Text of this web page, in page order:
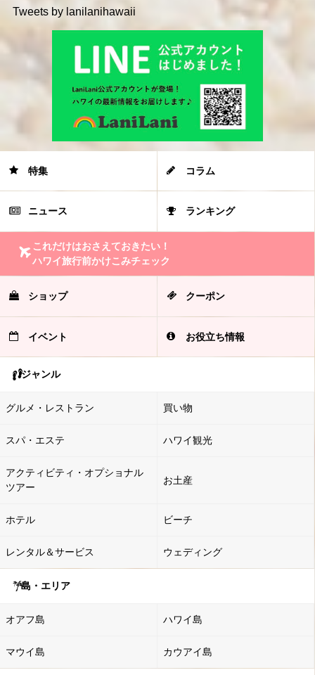
Tweets by lanilanihawaii
特集 コラム
ニュース ランキング
これだけはおさえておきたい！
ハワイ旅行前かけこみチェック
ショップ クーポン
イベント お役立ち情報
ジャンル
グルメ・レストラン 買い物
スパ・エステ ハワイ観光
アクティビティ・オプショナル
ツアー
お土産
ホテル ビーチ
レンタル＆サービス ウェディング
島・エリア
オアフ島 ハワイ島
マウイ島 カウアイ島